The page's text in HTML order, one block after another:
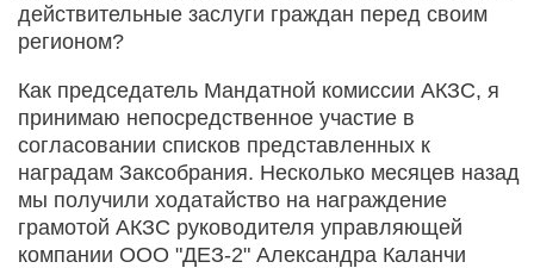
действительные заслуги граждан перед своим
регионом?
Как председатель Мандатной комиссии АКЗС, я
принимаю непосредственное участие в
согласовании списков представленных к
наградам Заксобрания. Несколько месяцев назад
мы получили ходатайство на награждение
грамотой АКЗС руководителя управляющей
компании ООО "ДЕЗ-2" Александра Каланчи